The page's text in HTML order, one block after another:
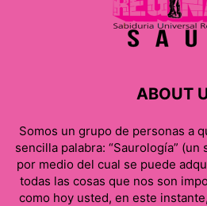
ABOUT
Somos un grupo de personas a
sencilla palabra: “Saurología”
por medio del cual se puede
todas las cosas que nos son
como hoy usted, en este